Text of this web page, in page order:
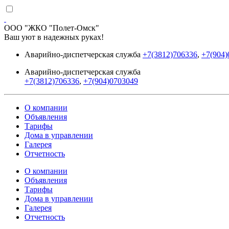
ООО "ЖКО "Полет-Омск"
Ваш уют в надежных руках!
Аварийно-диспетчерская служба +7(3812)706336,
Аварийно-диспетчерская служба
+7(3812)706336, +7(904)0703049
О компании
Объявления
Тарифы
Дома в управлении
Галерея
Отчетность
О компании
Объявления
Тарифы
Дома в управлении
Галерея
Отчетность